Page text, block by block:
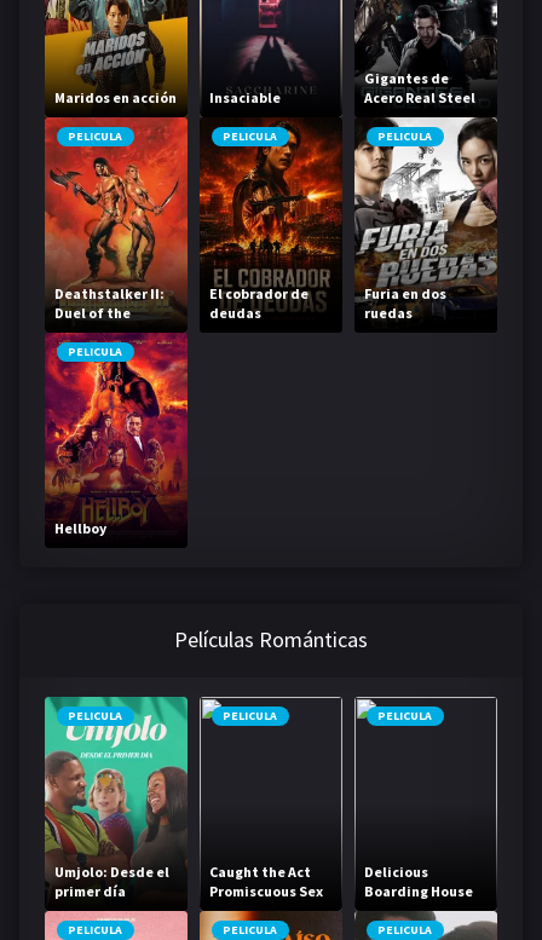
Maridos en acción Insaciable
Gigantes de
Acero Real Steel
PELICULA
Deathstalker II:
Duel of the
Titans
PELICULA
El cobrador de
deudas
PELICULA
Furia en dos
ruedas
PELICULA
Hellboy
Películas Románticas
PELICULA
Umjolo: Desde el
primer día
PELICULA
Caught the Act
Promiscuous Sex
Life
PELICULA
Delicious
Boarding House
Daughter
PELICULA PELICULA PELICULA